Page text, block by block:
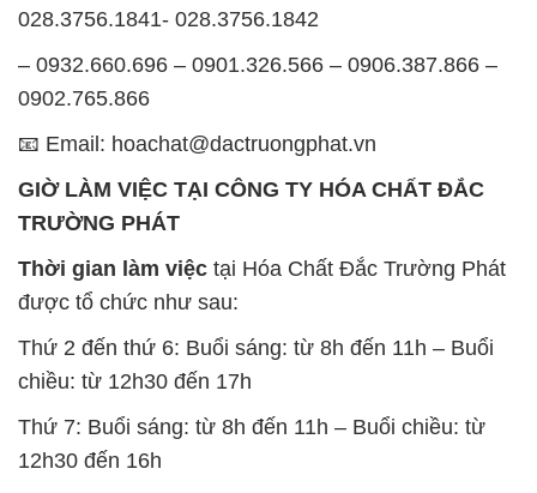
028.3756.1841- 028.3756.1842
– 0932.660.696 – 0901.326.566 – 0906.387.866 –
0902.765.866
📧 Email: hoachat@dactruongphat.vn
GIỜ LÀM VIỆC TẠI CÔNG TY HÓA CHẤT ĐẮC
TRƯỜNG PHÁT
Thời gian làm việc tại Hóa Chất Đắc Trường Phát
được tổ chức như sau:
Thứ 2 đến thứ 6: Buổi sáng: từ 8h đến 11h – Buổi
chiều: từ 12h30 đến 17h
Thứ 7: Buổi sáng: từ 8h đến 11h – Buổi chiều: từ
12h30 đến 16h